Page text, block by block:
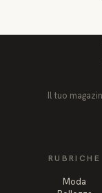
Il tuo
RUBRICHE
Moda